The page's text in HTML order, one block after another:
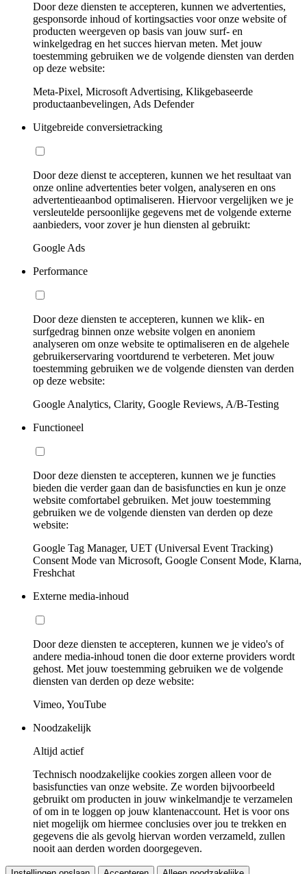
Door deze diensten te accepteren, kunnen we advertenties,
gesponsorde inhoud of kortingsacties voor onze website of
producten weergeven op basis van jouw surf- en
winkelgedrag en het succes hiervan meten. Met jouw
toestemming gebruiken we de volgende diensten van derden
op deze website:
Meta-Pixel, Microsoft Advertising, Klikgebaseerde
productaanbevelingen, Ads Defender
Uitgebreide conversietracking
Door deze dienst te accepteren, kunnen we het resultaat van
onze online advertenties beter volgen, analyseren en ons
advertentieaanbod optimaliseren. Hiervoor vergelijken we je
versleutelde persoonlijke gegevens met de volgende externe
aanbieders, voor zover je hun diensten al gebruikt:
Google Ads
Performance
Door deze diensten te accepteren, kunnen we klik- en
surfgedrag binnen onze website volgen en anoniem
analyseren om onze website te optimaliseren en de algehele
gebruikerservaring voortdurend te verbeteren. Met jouw
toestemming gebruiken we de volgende diensten van derden
op deze website:
Google Analytics, Clarity, Google Reviews, A/B-Testing
Functioneel
Door deze diensten te accepteren, kunnen we je functies
bieden die verder gaan dan de basisfuncties en kun je onze
website comfortabel gebruiken. Met jouw toestemming
gebruiken we de volgende diensten van derden op deze
website:
Google Tag Manager, UET (Universal Event Tracking)
Consent Mode van Microsoft, Google Consent Mode, Klarna,
Freshchat
Externe media-inhoud
Door deze diensten te accepteren, kunnen we je video's of
andere media-inhoud tonen die door externe providers wordt
gehost. Met jouw toestemming gebruiken we de volgende
diensten van derden op deze website:
Vimeo, YouTube
Noodzakelijk
Altijd actief
Technisch noodzakelijke cookies zorgen alleen voor de
basisfuncties van onze website. Ze worden bijvoorbeeld
gebruikt om producten in jouw winkelmandje te verzamelen
of om in te loggen op jouw klantenaccount. Het is voor ons
niet mogelijk om hiermee conclusies over jou te trekken en
gegevens die als gevolg hiervan worden verzameld, zullen
nooit aan derden worden doorgegeven.